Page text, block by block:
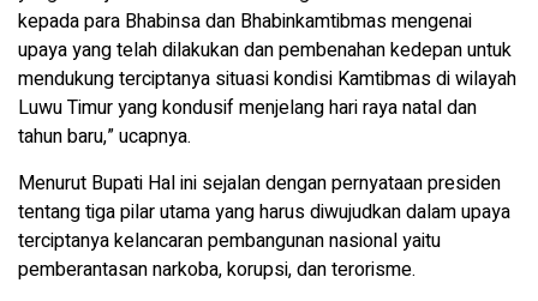
kepada para Bhabinsa dan Bhabinkamtibmas mengenai
upaya yang telah dilakukan dan pembenahan kedepan untuk
mendukung terciptanya situasi kondisi Kamtibmas di wilayah
Luwu Timur yang kondusif menjelang hari raya natal dan
tahun baru,” ucapnya.
Menurut Bupati Hal ini sejalan dengan pernyataan presiden
tentang tiga pilar utama yang harus diwujudkan dalam upaya
terciptanya kelancaran pembangunan nasional yaitu
pemberantasan narkoba, korupsi, dan terorisme.